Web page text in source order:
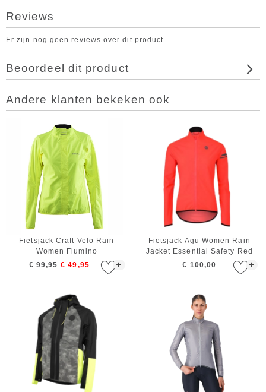
Reviews
Er zijn nog geen reviews over dit product
Beoordeel dit product
Andere klanten bekeken ook
+
Fietsjack Craft Velo Rain
Women Flumino
€ 99,95 € 49,95 +
Fietsjack Agu Women Rain
Jacket Essential Safety Red
€ 100,00